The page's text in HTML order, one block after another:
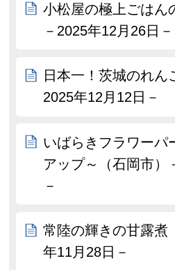
小松屋の極上ごはん
－2025年12月26日－
日本一！茨城のれん
2025年12月12日－
いばらきフラワーパ
アップ～（石岡市）
－
常陸の輝きの甘露煮
年11月28日－